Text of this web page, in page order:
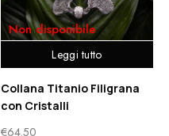
Leggi tutto
Non disponibile
Collana Titanio Filigrana
con Cristalli
€64.50